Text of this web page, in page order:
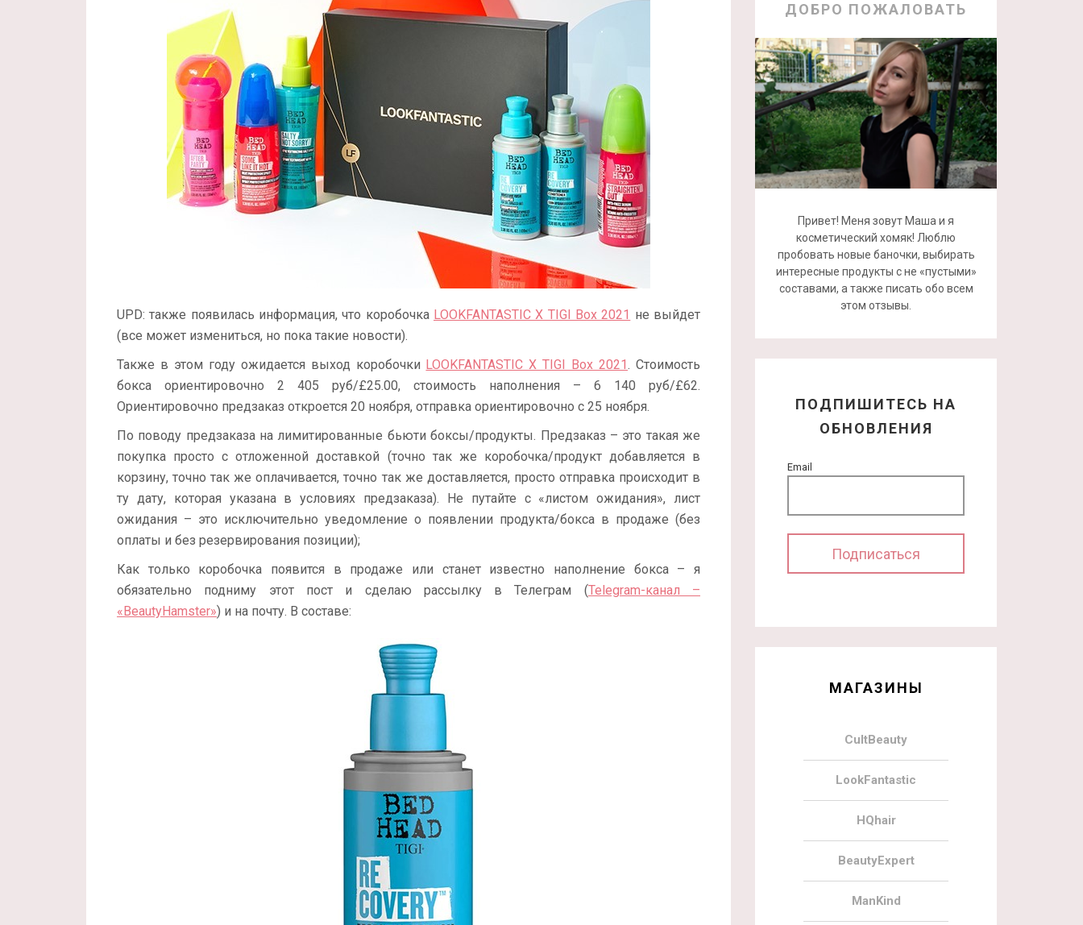
UPD: также появилась информация, что коробочка LOOKFANTASTIC X TIGI Box 2021 не выйдет
(все может измениться, но пока такие новости).
Также в этом году ожидается выход коробочки LOOKFANTASTIC X TIGI Box 2021. Стоимость
бокса ориентировочно 2 405 руб/£25.00, стоимость наполнения – 6 140 руб/£62.
Ориентировочно предзаказ откроется 20 ноября, отправка ориентировочно с 25 ноября.
По поводу предзаказа на лимитированные бьюти боксы/продукты. Предзаказ – это такая же
покупка просто с отложенной доставкой (точно так же коробочка/продукт добавляется в
корзину, точно так же оплачивается, точно так же доставляется, просто отправка происходит в
ту дату, которая указана в условиях предзаказа). Не путайте с «листом ожидания», лист
ожидания – это исключительно уведомление о появлении продукта/бокса в продаже (без
оплаты и без резервирования позиции);
Как только коробочка появится в продаже или станет известно наполнение бокса – я
обязательно подниму этот пост и сделаю рассылку в Телеграм (Telegram-канал –
«BeautyHamster») и на почту. В составе:
ДОБРО ПОЖАЛОВАТЬ
Привет! Меня зовут Маша и я
косметический хомяк! Люблю
пробовать новые баночки, выбирать
интересные продукты с не «пустыми»
составами, а также писать обо всем
этом отзывы.
ПОДПИШИТЕСЬ НА
ОБНОВЛЕНИЯ
Email
МАГАЗИНЫ
CultBeauty
LookFantastic
HQhair
BeautyExpert
ManKind